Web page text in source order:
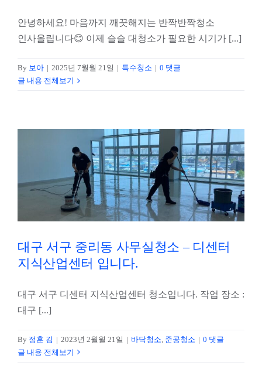
안녕하세요! 마음까지 깨끗해지는 반짝반짝청소
인사올립니다😊 이제 슬슬 대청소가 필요한 시기가 [...]
By 보아 | 2025년 7월월 21일 | 특수청소 | 0 댓글
글 내용 전체보기
대구 서구 중리동 사무실청소 – 디센터
지식산업센터 입니다.
대구 서구 디센터 지식산업센터 청소입니다. 작업 장소 :
대구 [...]
By 정훈 김 | 2023년 2월월 21일 | 바닥청소 준공청소 | 0 댓글
글 내용 전체보기